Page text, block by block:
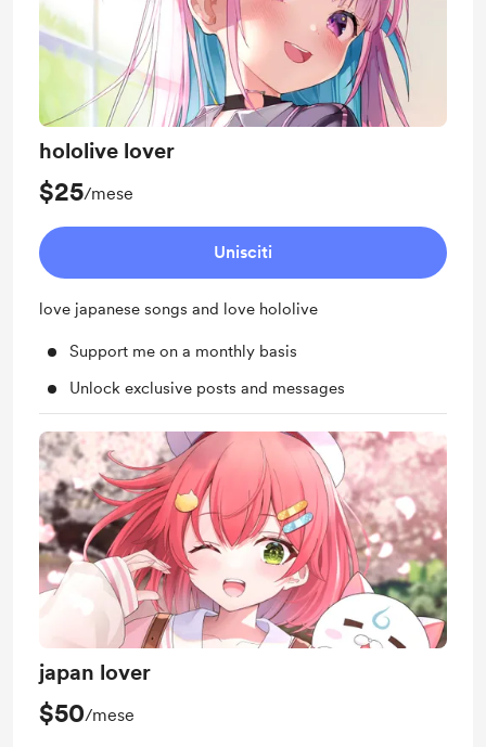
hololive lover
$25/mese
Unisciti
love japanese songs and love hololive
Support me on a monthly basis
Unlock exclusive posts and messages
japan lover
$50/mese